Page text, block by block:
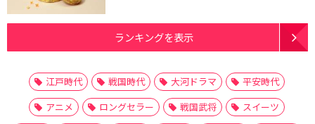
ランキングを表示
江戸時代 戦国時代 大河ドラマ
平安時代
アニメ
ロングセラー 戦国武将
スイーツ